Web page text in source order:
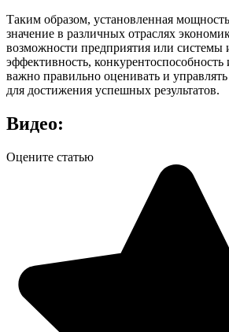
Таким образом, установленная
значение в различных отраслях
возможности предприятия или системы
эффективность,
важно правильно оценивать и
для достижения успешных результатов.
Видео:
Оцените статью